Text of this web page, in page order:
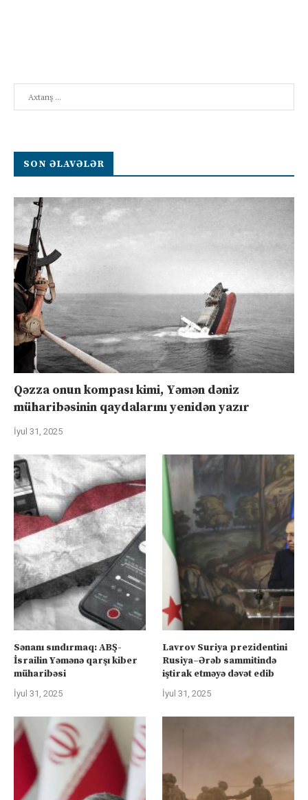
SON ƏLAVƏLƏR
Qəzza onun kompası kimi, Yəmən dəniz
müharibəsinin qaydalarını yenidən yazır
İyul 31, 2025
Sənanı sındırmaq: ABŞ-
İsrailin Yəmənə qarşı kiber
müharibəsi
İyul 31, 2025
Lavrov Suriya prezidentini
Rusiya–Ərəb sammitində
iştirak etməyə dəvət edib
İyul 31, 2025